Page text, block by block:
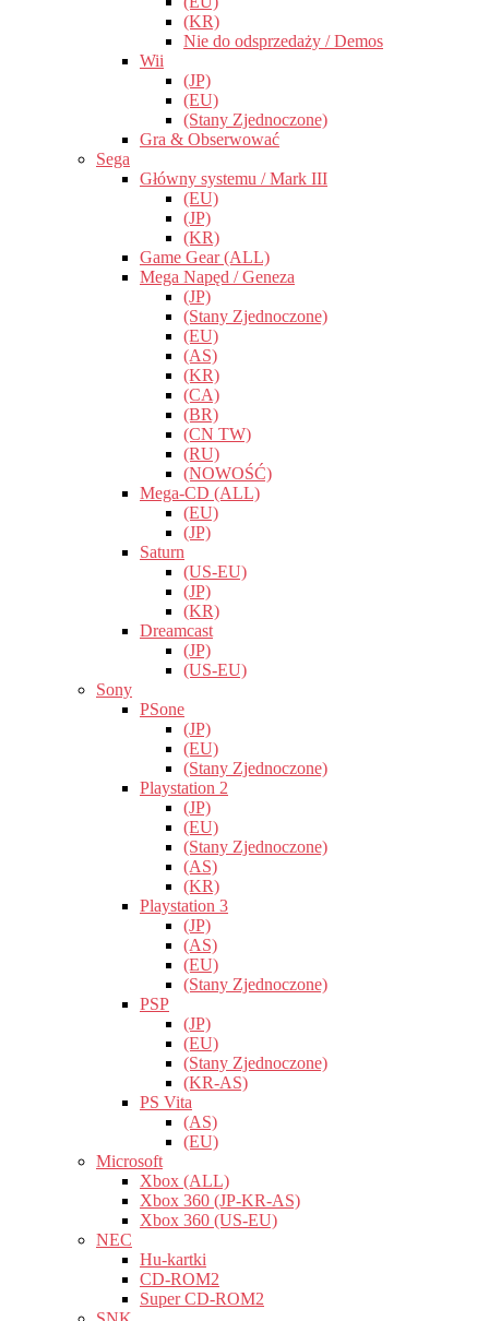
(KR)
Nie do odsprzedaży / Demos
Wii
(JP)
(EU)
(Stany Zjednoczone)
Gra & Obserwować
Sega
Główny systemu / Mark III
(EU)
(JP)
(KR)
Game Gear (ALL)
Mega Napęd / Geneza
(JP)
(Stany Zjednoczone)
(EU)
(AS)
(KR)
(CA)
(BR)
(CN TW)
(RU)
(NOWOŚĆ)
Mega-CD (ALL)
(EU)
(JP)
Saturn
(US-EU)
(JP)
(KR)
Dreamcast
(JP)
(US-EU)
Sony
PSone
(JP)
(EU)
(Stany Zjednoczone)
Playstation 2
(JP)
(EU)
(Stany Zjednoczone)
(AS)
(KR)
Playstation 3
(JP)
(AS)
(EU)
(Stany Zjednoczone)
PSP
(JP)
(EU)
(Stany Zjednoczone)
(KR-AS)
PS Vita
(AS)
(EU)
Microsoft
Xbox (ALL)
Xbox 360 (JP-KR-AS)
Xbox 360 (US-EU)
NEC
Hu-kartki
CD-ROM2
Super CD-ROM2